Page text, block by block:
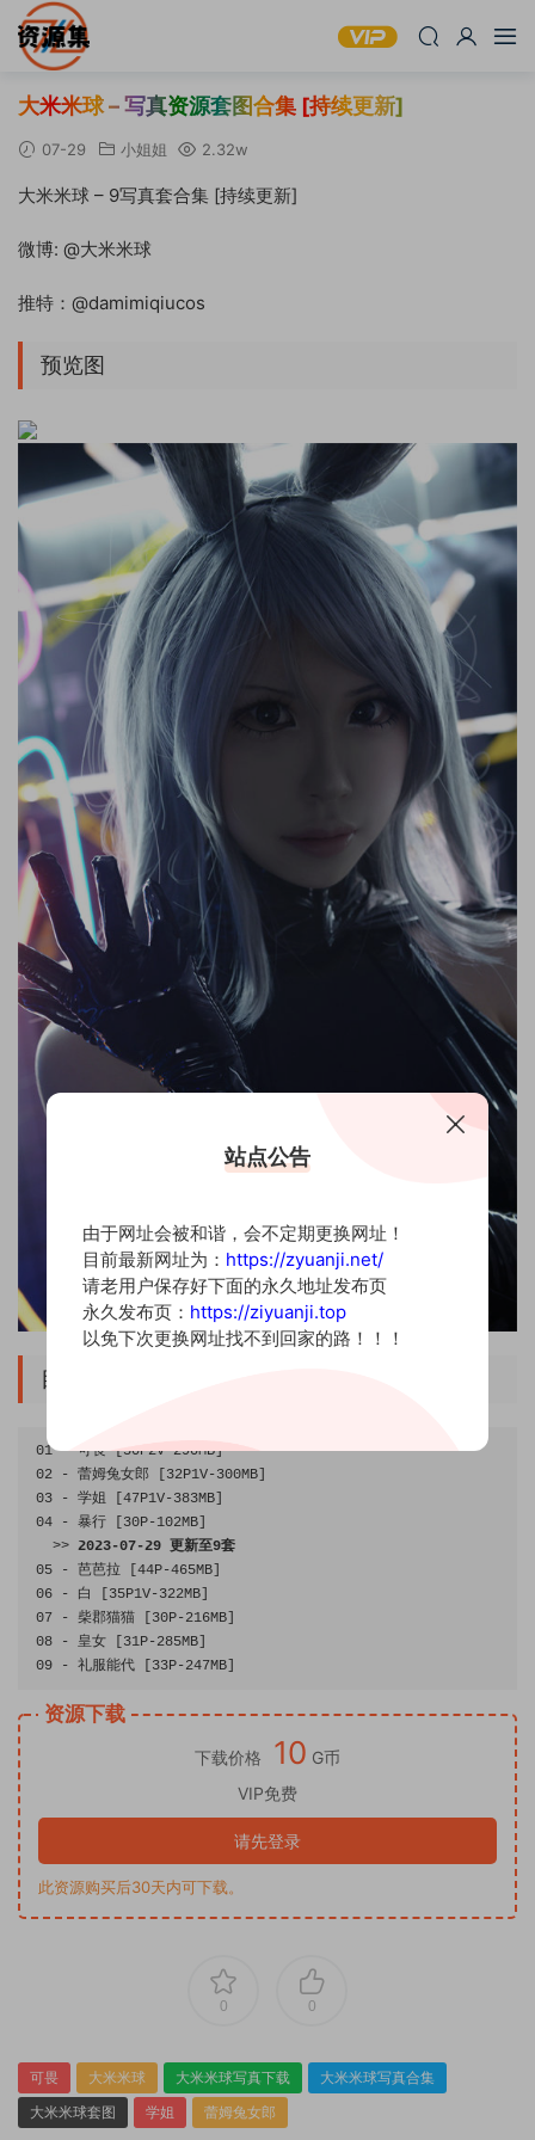
大米米球 – 写真资源套图合集 [持续更新]
07-29 小姐姐 2.32w
大米米球 – 9写真套合集 [持续更新]
微博: @大米米球
推特：@damimiqiucos
预览图
目录
01 - 可畏 [50P2V-290MB]
02
- 蕾姆兔女郎 32P1V-300MB
03
- 学姐 47P1V-383MB
04
- 暴行 30P-102MB
>> 2023-07-29 更新至9套
05
- 芭芭拉 44P-465MB
06
- 白 35P1V-322MB
07
- 柴郡猫猫 30P-216MB
08
- 皇女 31P-285MB
09
- 礼服能代 33P-247MB
资源下载
下载价格 10 G币
VIP免费
请先登录
此资源购买后30天内可下载。
0 0
可畏 大米米球 大米米球写真下载
大米米球写真合集
大米米球套图
学姐 蕾姆兔女郎
站点公告
由于网址会被和谐，会不定期更换网址！
目前最新网址为： https://zyuanji.net/
请老用户保存好下面的永久地址发布页
永久发布页： https://ziyuanji.top
以免下次更换网址找不到回家的路！！！